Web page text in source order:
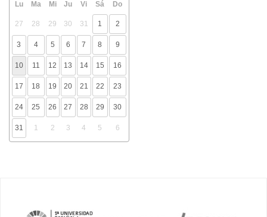
Lu Ma Mi Ju Vi Sá Do
27 28 29 30 31 1 2
3 4 5 6 7 8 9
10 11 12 13 14 15 16
17 18 19 20 21 22 23
24 25 26 27 28 29 30
31 1 2 3 4 5 6